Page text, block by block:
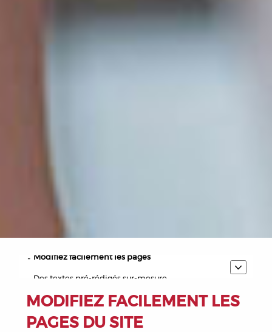
Modifiez facilement les pages
Des textes pré-rédigés sur-mesure
Noms de domaine et adresses emails
Votre site disponible en 4 langues
MODIFIEZ FACILEMENT LES
PAGES DU SITE